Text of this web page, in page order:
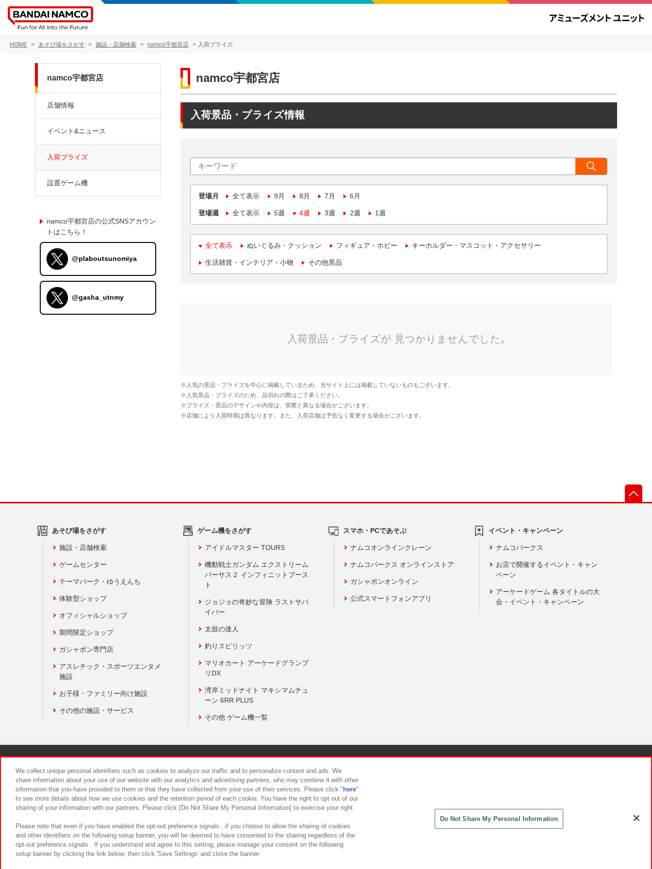
HOME あそび場をさがす 施設・店舗検索 namco宇都宮店 入荷プライズ
namco宇都宮店
入荷景品・プライズ情報
登場月 全て表示 9月 8月 7月 6月
登場週 全て表示 5週 4週 3週 2週 1週
全て表示 ぬいぐるみ・クッション フィギュア・ホビー キーホルダー・マスコット・アクセサリー
生活雑貨・インテリア・小物 その他景品
namco宇都宮店
店舗情報
イベント&ニュース
入荷プライズ
設置ゲーム機
namco宇都宮店の公式SNSアカウン
トはこちら！
@plaboutsunomiya
@gasha_utnmy
あそび場をさがす
施設・店舗検索
ゲームセンター
テーマパーク・ゆうえんち
体験型ショップ
オフィシャルショップ
期間限定ショップ
ガシャポン専門店
アスレチック・スポーツエンタメ
施設
お子様・ファミリー向け施設
その他の施設・サービス
ゲーム機をさがす
アイドルマスター TOURS
機動戦士ガンダム エクストリーム
バーサス２ インフィニットブース
ト
ジョジョの奇妙な冒険 ラストサバ
イバー
太鼓の達人
釣りスピリッツ
マリオカート アーケードグランプ
リDX
湾岸ミッドナイト マキシマムチュ
ーン 6RR PLUS
その他 ゲーム機一覧
スマホ・PCであそぶ
ナムコオンラインクレーン
ナムコパークス オンラインストア
ガシャポンオンライン
公式スマートフォンアプリ
イベント・キャンペーン
ナムコパークス
お店で開催するイベント・キャン
ペーン
アーケードゲーム 各タイトルの大
会・イベント・キャンペーン
食品のご提供について カスタマーハラスメント対応方針
We collect unique personal identifiers such as cookies to analyze our traffic and to personalize content and ads. We
share information about your use of our website with our analytics and advertising partners, who may combine it with other
information that you have provided to them or that they have collected from your use of their services. Please click " here"
to see more details about how we use cookies and the retention period of each cookie. You have the right to opt out of our
sharing of your information with our partners. Please click [Do Not Share My Personal Information] to exercise your right.
Please note that even if you have enabled the opt-out preference signals , if you choose to allow the sharing of cookies
and other identifiers on the following setup banner, you will be deemed to have consented to the sharing regardless of the
opt-out preference signals . If you understand and agree to this setting, please manage your consent on the following
setup banner by clicking the link below, then click 'Save Settings' and close the banner.
Do Not Share My Personal Information